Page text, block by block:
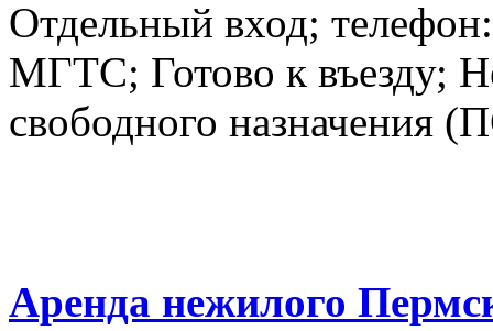
Отдельный вход;
МГТС; Готово к въезду;
свободного назначения
Аренда нежилого